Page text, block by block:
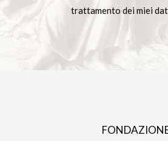
trattamento dei miei